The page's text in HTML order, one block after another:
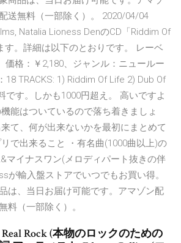
送無料（一部除く）。 2020/04/04
Natalia Lioness DenのCD「Riddim Of
す。詳細は以下のとおりです。 レーベ
価格：￥2,180、ジャンル：ニュールー
18 TRACKS: 1) Riddim Of Life 2) Dub Of
です。しかも1000円超え。 高いですよ
能はついているので落ち着きましょ
て、何が出来ないかを最初にまとめて
で出来ること ・有名曲(1000曲以上)の
マイナスワン(メロディパート抜きの伴
が輸入盤ストアでいつでもお買い得。
は、当日お届け可能です。アマゾン配
料（一部除く）。
Rock (本物のロックのための